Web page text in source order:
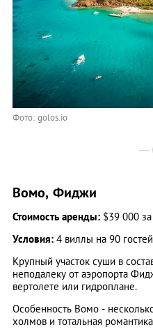
Фото: golos.io
Вомо, Фиджи
Стоимость аренды: $39 000
Условия: 4 виллы на 90 гостей
Крупный участок суши в
неподалеку от аэропорта
вертолете или гидроплане.
Особенность Вомо -
холмов и тотальная